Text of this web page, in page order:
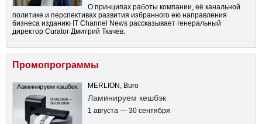
О принципах работы компании, её канальной
политике и перспективах развития избранного ею направления
бизнеса изданию IT Channel News рассказывает генеральный
директор Curator Дмитрий Ткачев.
Промопрограммы
MERLION, Buro
Ламинируем кешбэк
1 августа — 30 сентября